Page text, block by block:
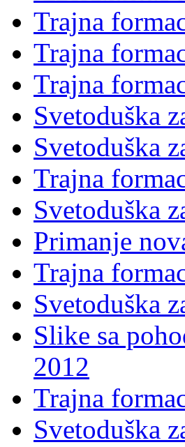
Trajna
Trajna
Trajna
Svetoduška
Svetoduška
Trajna
Svetoduška
Primanje
Trajna
Svetoduška
Slike sa
2012
Trajna
Svetoduška